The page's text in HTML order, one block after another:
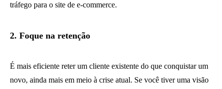
tráfego para o site de e-commerce.
2. Foque na retenção
É mais eficiente reter um cliente existente do que conquistar um
novo, ainda mais em meio à crise atual. Se você tiver uma visão